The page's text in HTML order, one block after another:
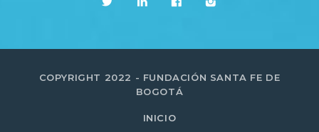
COPYRIGHT 2022 - FUNDACIÓN SANTA FE DE
BOGOTÁ
INICIO